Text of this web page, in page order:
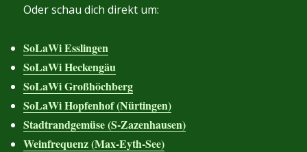
Oder schau dich direkt um:
SoLaWi Esslingen
SoLaWi Heckengäu
SoLaWi Großhöchberg
SoLaWi Hopfenhof (Nürtingen)
Stadtrandgemüse (S-Zazenhausen)
Weinfrequenz (Max-Eyth-See)